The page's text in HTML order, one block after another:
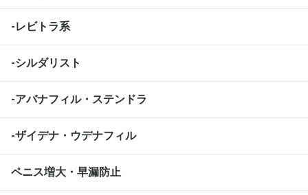
-レビトラ系
-シルダリスト
-アバナフィル・ステンドラ
-ザイデナ・ウデナフィル
ペニス増大・早漏防止